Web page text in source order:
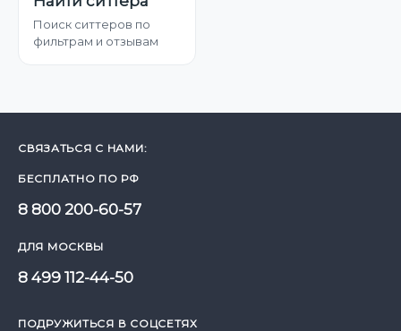
Поиск ситтеров по
фильтрам и отзывам
СВЯЗАТЬСЯ С НАМИ:
БЕСПЛАТНО ПО РФ
8 800 200-60-57
ДЛЯ МОСКВЫ
8 499 112-44-50
ПОДРУЖИТЬСЯ В СОЦСЕТЯХ